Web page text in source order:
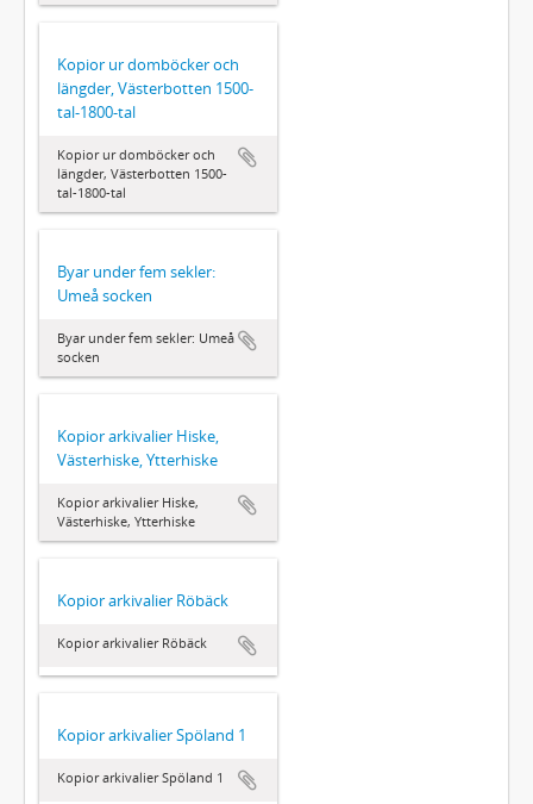
Kopior ur domböcker och
längder, Västerbotten 1500-
tal-1800-tal
Kopior ur domböcker och
längder, Västerbotten 1500-
tal-1800-tal
Byar under fem sekler:
Umeå socken
Byar under fem sekler: Umeå
socken
Kopior arkivalier Hiske,
Västerhiske, Ytterhiske
Kopior arkivalier Hiske,
Västerhiske, Ytterhiske
Kopior arkivalier Röbäck
Kopior arkivalier Röbäck
Kopior arkivalier Spöland 1
Kopior arkivalier Spöland 1